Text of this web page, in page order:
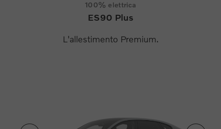
100% elettrica
ES90 Plus
L'allestimento Premium.